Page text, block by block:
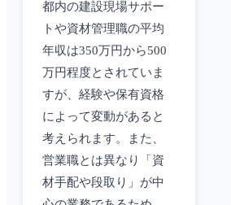
都内の建設現場サポー
トや資材管理職の平均
年収は350万円から500
万円程度とされていま
すが、経験や保有資格
によって変動があると
考えられます。また、
営業職とは異なり「資
材手配や段取り」が中